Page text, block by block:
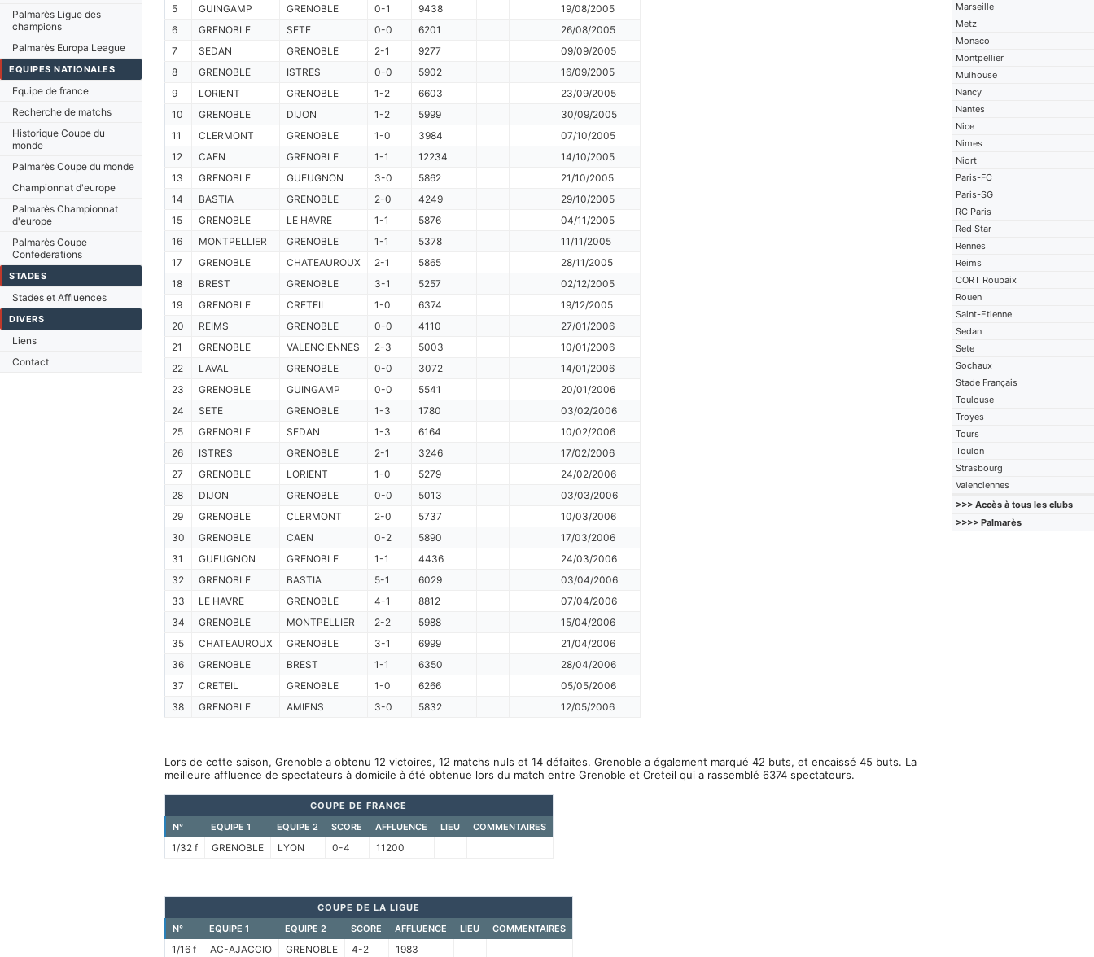
Palmarès Ligue des
champions
Palmarès Europa League
EQUIPES NATIONALES
Equipe de france
Recherche de matchs
Historique Coupe du
monde
Palmarès Coupe du monde
Championnat d'europe
Palmarès Championnat
d'europe
Palmarès Coupe
Confederations
STADES
Stades et Affluences
DIVERS
Liens
Contact
Marseille
Metz
Monaco
Montpellier
Mulhouse
Nancy
Nantes
Nice
Nimes
Niort
Paris-FC
Paris-SG
RC Paris
Red Star
Rennes
Reims
CORT Roubaix
Rouen
Saint-Etienne
Sedan
Sete
Sochaux
Stade Français
Toulouse
Troyes
Tours
Toulon
Strasbourg
Valenciennes
>>> Accès à tous les clubs
>>>> Palmarès
5
GUINGAMP GRENOBLE 0-1 9438
19/08/2005
6
GRENOBLE SETE 0-0 6201
26/08/2005
7
SEDAN GRENOBLE 2-1 9277
09/09/2005
8
GRENOBLE ISTRES 0-0 5902
16/09/2005
9
LORIENT GRENOBLE 1-2 6603
23/09/2005
10
GRENOBLE DIJON 1-2 5999
30/09/2005
11
CLERMONT GRENOBLE 1-0 3984
07/10/2005
12
CAEN GRENOBLE 1-1 12234
14/10/2005
13
GRENOBLE GUEUGNON 3-0 5862
21/10/2005
14
BASTIA GRENOBLE 2-0 4249
29/10/2005
15
GRENOBLE LE HAVRE 1-1 5876
04/11/2005
16
MONTPELLIER GRENOBLE 1-1 5378
11/11/2005
17
GRENOBLE CHATEAUROUX 2-1 5865
28/11/2005
18
BREST GRENOBLE 3-1 5257
02/12/2005
19
GRENOBLE CRETEIL 1-0 6374
19/12/2005
20
REIMS GRENOBLE 0-0 4110
27/01/2006
21
GRENOBLE VALENCIENNES 2-3 5003
10/01/2006
22
LAVAL GRENOBLE 0-0 3072
14/01/2006
23
GRENOBLE GUINGAMP 0-0 5541
20/01/2006
24
SETE GRENOBLE 1-3 1780
03/02/2006
25
GRENOBLE SEDAN 1-3 6164
10/02/2006
26
ISTRES GRENOBLE 2-1 3246
17/02/2006
27
GRENOBLE LORIENT 1-0 5279
24/02/2006
28
DIJON GRENOBLE 0-0 5013
03/03/2006
29
GRENOBLE CLERMONT 2-0 5737
10/03/2006
30
GRENOBLE CAEN 0-2 5890
17/03/2006
31
GUEUGNON GRENOBLE 1-1 4436
24/03/2006
32
GRENOBLE BASTIA 5-1 6029
03/04/2006
33
LE HAVRE GRENOBLE 4-1 8812
07/04/2006
34
GRENOBLE MONTPELLIER 2-2 5988
15/04/2006
35
CHATEAUROUX GRENOBLE 3-1 6999
21/04/2006
36
GRENOBLE BREST 1-1 6350
28/04/2006
37
CRETEIL GRENOBLE 1-0 6266
05/05/2006
38
GRENOBLE AMIENS 3-0 5832 12/05/2006
Lors de cette saison, Grenoble a obtenu 12 victoires, 12 matchs nuls et 14 défaites. Grenoble a également marqué 42 buts, et encaissé 45 buts. La
meilleure affluence de spectateurs à domicile à été obtenue lors du match entre Grenoble et Creteil qui a rassemblé 6374 spectateurs.
COUPE DE FRANCE
N°
EQUIPE 1 EQUIPE 2 SCORE AFFLUENCE LIEU COMMENTAIRES
1/32 f GRENOBLE LYON 0-4 11200
COUPE DE LA LIGUE
N°
EQUIPE 1 EQUIPE 2 SCORE AFFLUENCE LIEU COMMENTAIRES
1/16 f AC-AJACCIO GRENOBLE 4-2 1983